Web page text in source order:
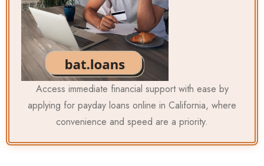
Access immediate financial support with ease by
applying for payday loans online in California, where
convenience and speed are a priority.